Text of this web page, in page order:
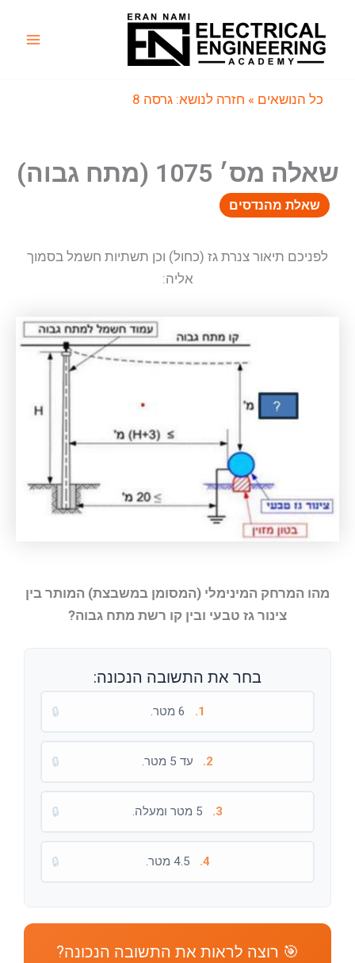
כל הנושאים » חזרה לנושא: גרסה 8
שאלה מס׳ 1075 (מתח גבוה)
שאלת מהנדסים
לפניכם תיאור צנרת גז (כחול) וכן תשתיות חשמל בסמוך
אליה:
מהו המרחק המינימלי (המסומן במשבצת) המותר בין
צינור גז טבעי ובין קו רשת מתח גבוה?
בחר את התשובה הנכונה:
1.
🔒
2. עד 5 מטר. 🔒
3.
🔒
4.
🔒
🎯 רוצה לראות את התשובה הנכונה?